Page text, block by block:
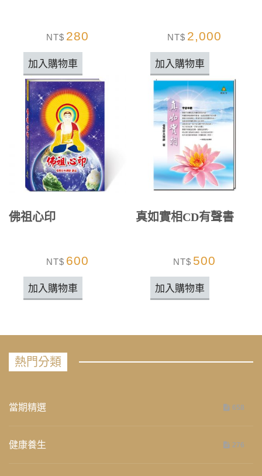
NT$ 280
加入購物車
NT$ 2,000
加入購物車
佛祖心印
NT$ 600
加入購物車
真如實相CD有聲書
NT$ 500
加入購物車
熱門分類
當期精選 658
健康養生 276